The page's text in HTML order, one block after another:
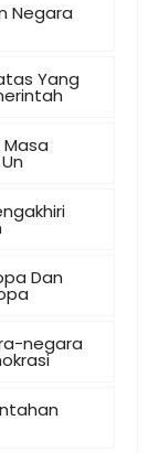
Negara
Yang
Dan
negara